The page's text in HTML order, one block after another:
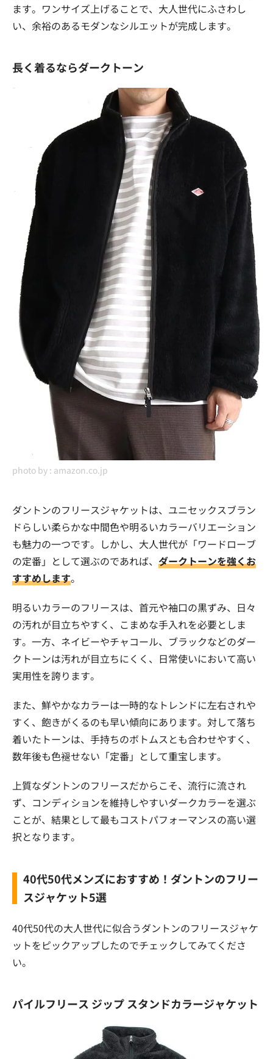
ます。ワンサイズ上げることで、大人世代にふさわし
い、余裕のあるモダンなシルエットが完成します。
長く着るならダークトーン
photo by : amazon.co.jp
ダントンのフリースジャケットは、ユニセックスブラン
ドらしい柔らかな中間色や明るいカラーバリエーション
も魅力の一つです。しかし、大人世代が「ワードローブ
の定番」として選ぶのであれば、 ダークトーンを強くお
すすめします。
明るいカラーのフリースは、首元や袖口の黒ずみ、日々
の汚れが目立ちやすく、こまめな手入れを必要としま
す。一方、ネイビーやチャコール、ブラックなどのダー
クトーンは汚れが目立ちにくく、日常使いにおいて高い
実用性を誇ります。
また、鮮やかなカラーは一時的なトレンドに左右されや
すく、飽きがくるのも早い傾向にあります。対して落ち
着いたトーンは、手持ちのボトムスとも合わせやすく、
数年後も色褪せない「定番」として重宝します。
上質なダントンのフリースだからこそ、流行に流され
ず、コンディションを維持しやすいダークカラーを選ぶ
ことが、結果として最もコストパフォーマンスの高い選
択となります。
40代50代メンズにおすすめ！ダントンのフリー
スジャケット5選
40代50代の大人世代に似合うダントンのフリースジャケ
ットをピックアップしたのでチェックしてみてくださ
い。
パイルフリース ジップ スタンドカラージャケット